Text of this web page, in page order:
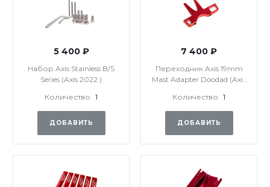
5 400 ₽
Набор Axis Stainless B/S
Series (Axis 2022 )
Количество 1
ДОБАВИТЬ
7 400 ₽
Переходник Axis 19mm
Mast Adapter Doodad (Axis
Количество 1
ДОБАВИТЬ